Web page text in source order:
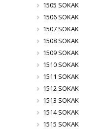
1505 SOKAK
1506 SOKAK
1507 SOKAK
1508 SOKAK
1509 SOKAK
1510 SOKAK
1511 SOKAK
1512 SOKAK
1513 SOKAK
1514 SOKAK
1515 SOKAK